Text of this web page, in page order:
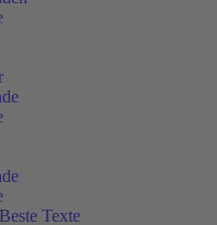
Texte